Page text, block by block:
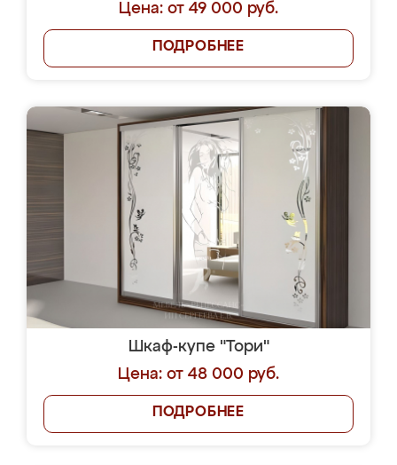
Цена: от 49 000 руб.
ПОДРОБНЕЕ
Шкаф-купе "Тори"
Цена: от 48 000 руб.
ПОДРОБНЕЕ